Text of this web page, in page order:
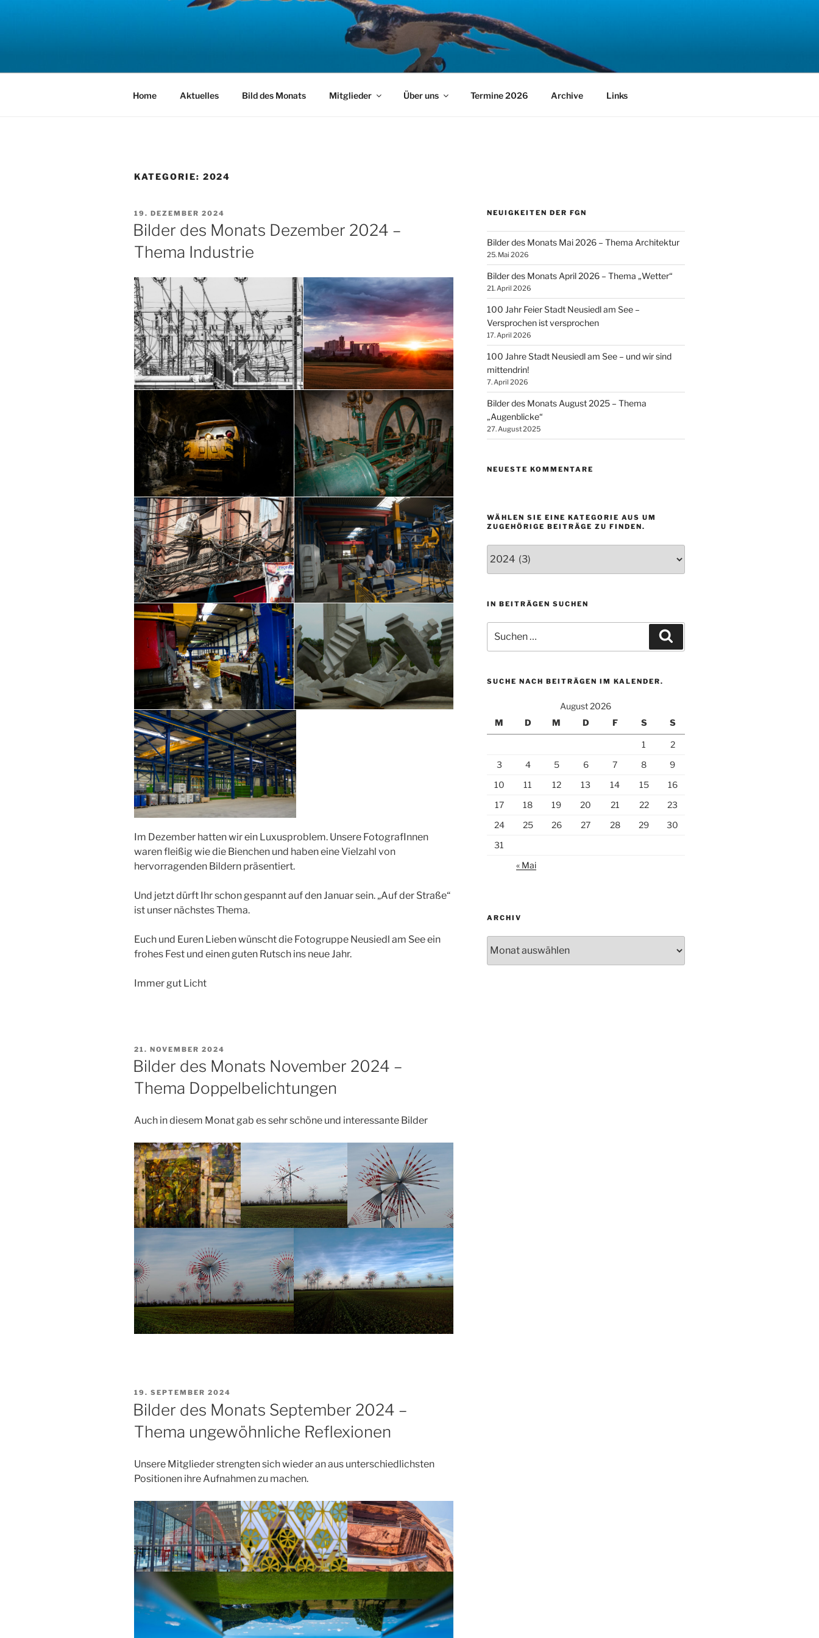
Home Aktuelles Bild des Monats Mitglieder Über uns Termine 2026 Archive Links
KATEGORIE: 2024
VERÖFFENTLICHT
AM
19. DEZEMBER 2024
Bilder des Monats Dezember 2024 –
Thema Industrie
Im Dezember hatten wir ein Luxusproblem. Unsere FotografInnen
waren fleißig wie die Bienchen und haben eine Vielzahl von
hervorragenden Bildern präsentiert.
Und jetzt dürft Ihr schon gespannt auf den Januar sein. „Auf der Straße“
ist unser nächstes Thema.
Euch und Euren Lieben wünscht die Fotogruppe Neusiedl am See ein
frohes Fest und einen guten Rutsch ins neue Jahr.
Immer gut Licht
VERÖFFENTLICHT
AM
21. NOVEMBER 2024
Bilder des Monats November 2024 –
Thema Doppelbelichtungen
Auch in diesem Monat gab es sehr schöne und interessante Bilder
VERÖFFENTLICHT
AM
19. SEPTEMBER 2024
Bilder des Monats September 2024 –
Thema ungewöhnliche Reflexionen
Unsere Mitglieder strengten sich wieder an aus unterschiedlichsten
Positionen ihre Aufnahmen zu machen.
NEUIGKEITEN DER FGN
Bilder des Monats Mai 2026 – Thema Architektur
25. Mai 2026
Bilder des Monats April 2026 – Thema „Wetter“
21. April 2026
100 Jahr Feier Stadt Neusiedl am See –
Versprochen ist versprochen
17. April 2026
100 Jahre Stadt Neusiedl am See – und wir sind
mittendrin!
7. April 2026
Bilder des Monats August 2025 – Thema
„Augenblicke“
27. August 2025
NEUESTE KOMMENTARE
WÄHLEN SIE EINE KATEGORIE AUS UM
ZUGEHÖRIGE BEITRÄGE ZU FINDEN.
Sie
eine
aus
zugehörige
IN BEITRÄGEN SUCHEN
nach:
SUCHE NACH BEITRÄGEN IM KALENDER.
August 2026
M
D M D F S S
1
2
3
4 5 6 7 8
9
10
11 12 13 14 15
16
17
18 19 20 21 22
23
24
25 26 27 28 29
30
31
« Mai
ARCHIV